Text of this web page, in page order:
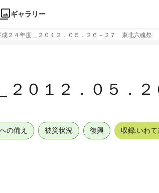
ギャラリー
成２４年度＿２０１２．０５．２６－２７ 東北六魂祭
２０１２．０５．
の備え 被災状況 復興 収録:いわ